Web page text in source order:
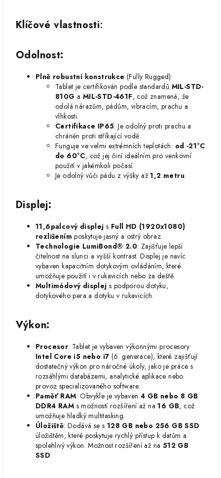
Klíčové vlastnosti:
Odolnost:
Plně robustní konstrukce (Fully Rugged):
Tablet je certifikován podle standardů MIL-STD-
810G a MIL-STD-461F, což znamená, že
odolá nárazům, pádům, vibracím, prachu a
vlhkosti.
Certifikace IP65: Je odolný proti prachu a
chráněn proti stříkající vodě.
Funguje ve velmi extrémních teplotách: od -21°C
do 60°C, což jej činí ideálním pro venkovní
použití v jakémkoli počasí.
Je odolný vůči pádu z výšky až1,2 metru.
Displej:
11,6palcový displej s Full HD (1920x1080)
rozlišením poskytuje jasný a ostrý obraz.
Technologie LumiBond® 2.0: Zajišťuje lepší
čitelnost na slunci a vyšší kontrast. Displej je navíc
vybaven kapacitním dotykovým ovládáním, které
umožňuje použití i v rukavicích nebo za deště.
Multimódový displej s podporou dotyku,
dotykového pera a dotyku v rukavicích.
Výkon:
Procesor: Tablet je vybaven výkonnými procesory
Intel Core i5 nebo i7 (6. generace), které zajišťují
dostatečný výkon pro náročné úkoly, jako je práce s
rozsáhlými databázemi, analytické aplikace nebo
provoz specializovaného software.
Paměť RAM: Obvykle je vybaven4 GB nebo 8 GB
DDR4 RAM s možností rozšíření až na16 GB, což
umožňuje hladký multitasking.
Úložiště: Dodává se s 128 GB nebo 256 GB SSD
úložištěm, které poskytuje rychlý přístup k datům a
spolehlivý výkon. Možnost rozšíření až na 512 GB
SSD.